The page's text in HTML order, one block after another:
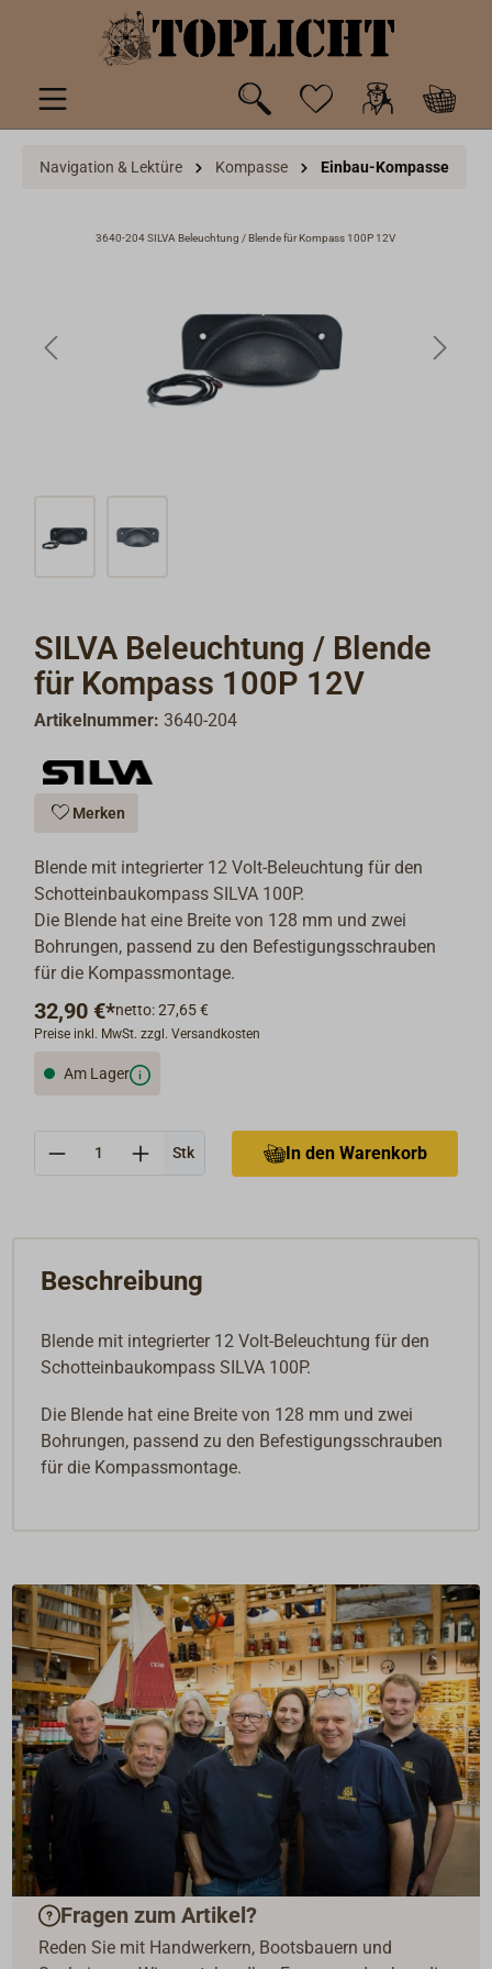
springen
Navigation & Lektüre Kompasse Einbau-Kompasse
3640-204 SILVA Beleuchtung / Blende für Kompass 100P 12V
SILVA Beleuchtung / Blende
für Kompass 100P 12V
Artikelnummer:3640-204
Merken
Blende mit integrierter 12 Volt-Beleuchtung für den
Schotteinbaukompass SILVA 100P.
Die Blende hat eine Breite von 128 mm und zwei
Bohrungen, passend zu den Befestigungsschrauben
für die Kompassmontage.
32,90 €*netto: 27,65 €
Preise inkl. MwSt. zzgl. Versandkosten
Am Lager
Stk In den Warenkorb
Beschreibung
Blende mit integrierter 12 Volt-Beleuchtung für den
Schotteinbaukompass SILVA 100P.
Die Blende hat eine Breite von 128 mm und zwei
Bohrungen, passend zu den Befestigungsschrauben
für die Kompassmontage.
Fragen zum Artikel?
Reden Sie mit Handwerkern, Bootsbauern und